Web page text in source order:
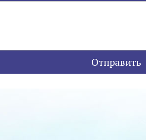
Отправить